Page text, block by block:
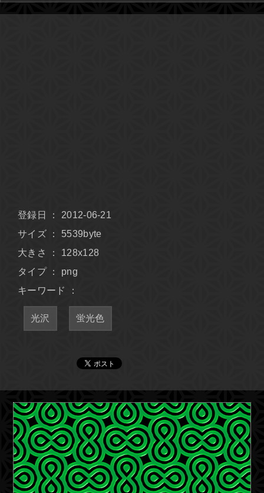
登録日 ： 2012-06-21
サイズ ： 5539byte
大きさ ： 128x128
タイプ ： png
キーワード ：
光沢 蛍光色